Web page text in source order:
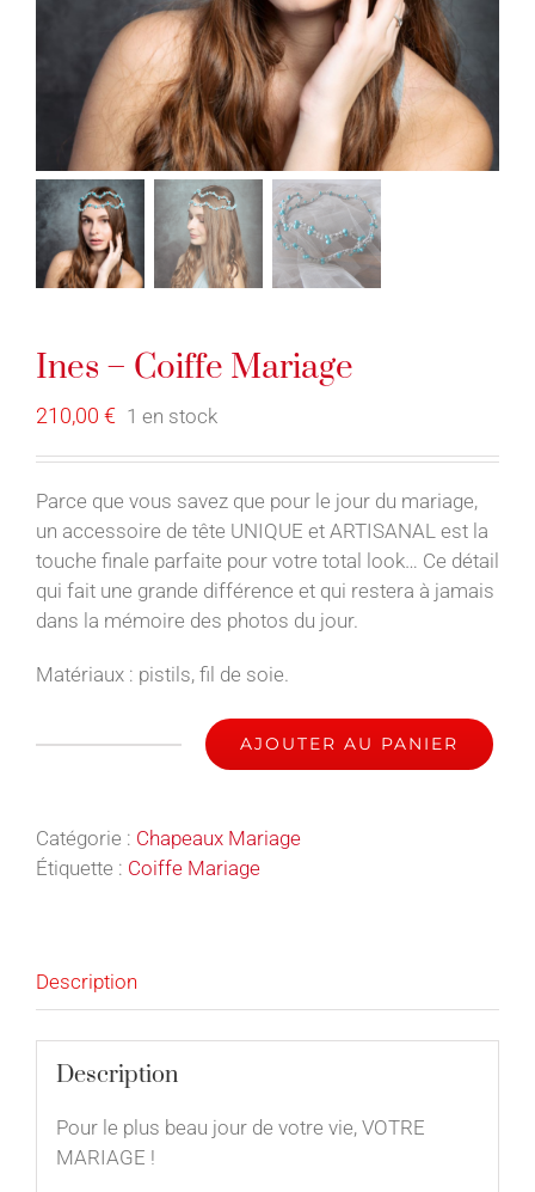
Ines – Coiffe Mariage
210,00 € 1 en stock
Parce que vous savez que pour le jour du mariage,
un accessoire de tête UNIQUE et ARTISANAL est la
touche finale parfaite pour votre total look… Ce détail
qui fait une grande différence et qui restera à jamais
dans la mémoire des photos du jour.
Matériaux : pistils, fil de soie.
-
Coiffe
AJOUTER AU PANIER
Catégorie : Chapeaux Mariage
Étiquette : Coiffe Mariage
Description
Description
Pour le plus beau jour de votre vie, VOTRE
MARIAGE !